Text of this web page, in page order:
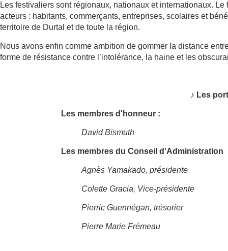
Les festivaliers sont régionaux, nationaux et internationaux.
acteurs : habitants, commerçants, entreprises, scolaires et
territoire de Durtal et de toute la région.
Nous avons enfin comme ambition de gommer la distance
forme de résistance contre l’intolérance, la haine et les
♪ Les
Les membres d'honneur :
David Bismuth
Les membres du Conseil d'Administration
Agnès Yamakado, présidente
Colette Gracia, Vice-présidente
Pierric Guennégan, trésorier
Pierre Marie Frémeau